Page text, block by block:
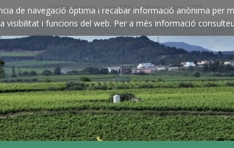
de navegació òptima i recabar informació anònima per
visibilitat i funcions del web. Per a més informació
ZOOM: Amplieu amb CTRL+ / Reduïu amb CTRL-